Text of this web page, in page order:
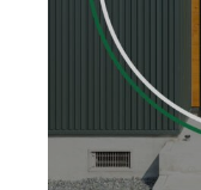
よくある質問
イベント